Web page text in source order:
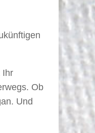
Ihr
Ob
Und